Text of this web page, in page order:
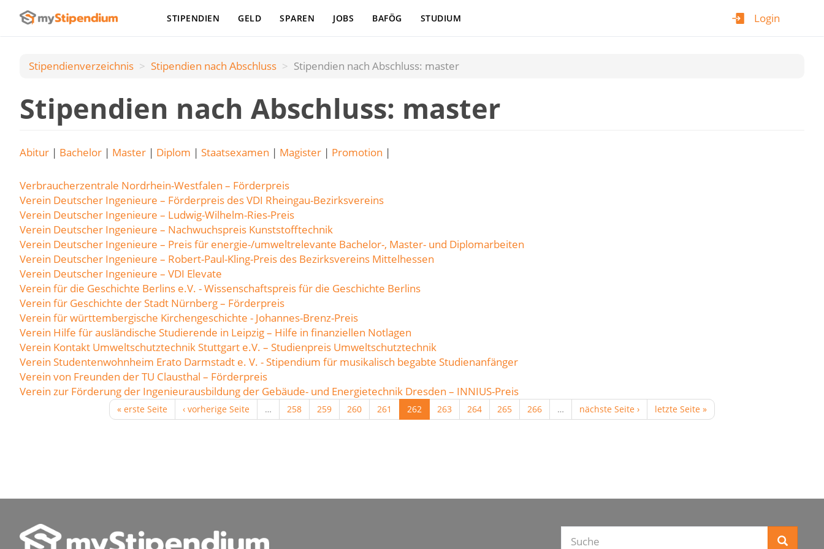
Login
STIPENDIEN GELD SPAREN JOBS BAFÖG STUDIUM
Stipendienverzeichnis Stipendien nach Аbschluss Stipendien nach Abschluss: master
Stipendien nach Abschluss: master
Abitur | Bachelor | Master | Diplom | Staatsexamen | Magister | Promotion |
Verbraucherzentrale Nordrhein-Westfalen – Förderpreis
Verein Deutscher Ingenieure – Förderpreis des VDI Rheingau-Bezirksvereins
Verein Deutscher Ingenieure – Ludwig-Wilhelm-Ries-Preis
Verein Deutscher Ingenieure – Nachwuchspreis Kunststofftechnik
Verein Deutscher Ingenieure – Preis für energie-/umweltrelevante Bachelor-, Master- und Diplomarbeiten
Verein Deutscher Ingenieure – Robert-Paul-Kling-Preis des Bezirksvereins Mittelhessen
Verein Deutscher Ingenieure – VDI Elevate
Verein für die Geschichte Berlins e.V. - Wissenschaftspreis für die Geschichte Berlins
Verein für Geschichte der Stadt Nürnberg – Förderpreis
Verein für württembergische Kirchengeschichte - Johannes-Brenz-Preis
Verein Hilfe für ausländische Studierende in Leipzig – Hilfe in finanziellen Notlagen
Verein Kontakt Umweltschutztechnik Stuttgart e.V. – Studienpreis Umweltschutztechnik
Verein Studentenwohnheim Erato Darmstadt e. V. - Stipendium für musikalisch begabte Studienanfänger
Verein von Freunden der TU Clausthal – Förderpreis
Verein zur Förderung der Ingenieurausbildung der Gebäude- und Energietechnik Dresden – INNIUS-Preis
« erste Seite ‹ vorherige Seite … 258 259 260 261 262 263 264 265 266 … nächste Seite › letzte Seite »